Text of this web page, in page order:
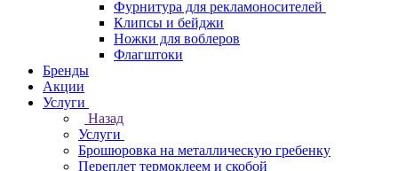
Фурнитура для рекламоносителей
Клипсы и бeйджи
Ножки для воблеров
Флагштоки
Бренды
Акции
Услуги
Назад
Услуги
Брошюровка на металлическую гребенку
Переплет термоклеем и скобой